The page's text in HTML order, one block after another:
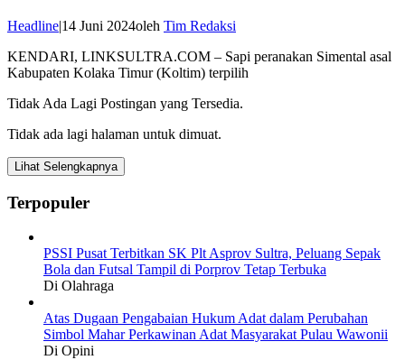
Headline|14 Juni 2024oleh Tim Redaksi
KENDARI, LINKSULTRA.COM – Sapi peranakan Simental asal
Kabupaten Kolaka Timur (Koltim) terpilih
Tidak Ada Lagi Postingan yang Tersedia.
Tidak ada lagi halaman untuk dimuat.
Lihat Selengkapnya
Terpopuler
PSSI Pusat Terbitkan SK Plt Asprov Sultra, Peluang Sepak
Bola dan Futsal Tampil di Porprov Tetap Terbuka
Di Olahraga
Atas Dugaan Pengabaian Hukum Adat dalam Perubahan
Simbol Mahar Perkawinan Adat Masyarakat Pulau Wawonii
Di Opini